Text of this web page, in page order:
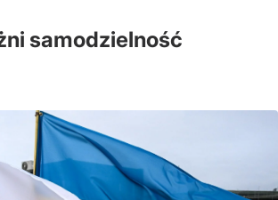
samodzielność